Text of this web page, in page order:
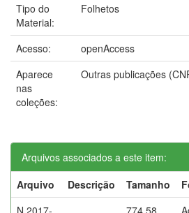
Tipo do
Material:
Folhetos
Acesso:
openAccess
Aparece
nas
coleções:
Outras publicações
Arquivos associados a este item:
Arquivo
Descrição Tamanho
N.2017-
774,58